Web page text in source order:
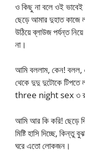
ও কিছু না বলে ওই
ছেড়ে আমার দুহাত কাজে
উঠিয়ে ব্লাউজ পর্যন্ত
না।
আমি বললাম, কেন! বলল,
থেকে দুদু দুটোকে টিপতে
three night sex ৩ রাত
আমি আর কি করি! ছেড়ে
মিষ্টি হাসি দিচ্ছে, কিন্তু
ঘরে এতো লোকজন।